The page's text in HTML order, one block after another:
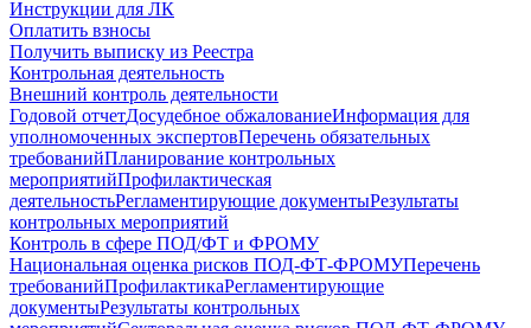
Инструкции для ЛК
Оплатить взносы
Получить выписку из Реестра
Контрольная деятельность
Внешний контроль деятельности
Годовой отчетДосудебное обжалованиеИнформация для
уполномоченных экспертовПеречень обязательных
требованийПланирование контрольных
мероприятийПрофилактическая
деятельностьРегламентирующие документыРезультаты
контрольных мероприятий
Контроль в сфере ПОД/ФТ и ФРОМУ
Национальная оценка рисков ПОД-ФТ-ФРОМУПеречень
требованийПрофилактикаРегламентирующие
документыРезультаты контрольных